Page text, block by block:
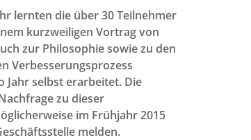
lernten die über 30 Teilnehmer
kurzweiligen Vortrag von
zur Philosophie sowie zu den
Verbesserungsprozess
Jahr selbst erarbeitet. Die
zu dieser
im Frühjahr 2015
melden.